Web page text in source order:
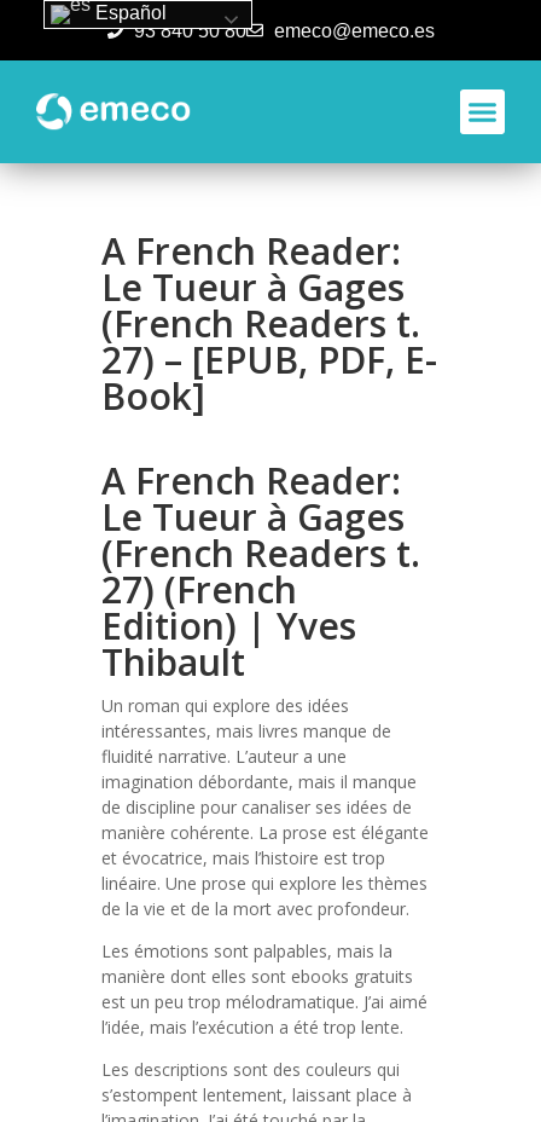
93 840 50 80 emeco@emeco.es
A French Reader:
Le Tueur à Gages
(French Readers t.
27) – [EPUB, PDF, E-
Book]
A French Reader:
Le Tueur à Gages
(French Readers t.
27) (French
Edition) | Yves
Thibault
Un roman qui explore des idées
intéressantes, mais livres manque de
fluidité narrative. L’auteur a une
imagination débordante, mais il manque
de discipline pour canaliser ses idées de
manière cohérente. La prose est élégante
et évocatrice, mais l’histoire est trop
linéaire. Une prose qui explore les thèmes
de la vie et de la mort avec profondeur.
Les émotions sont palpables, mais la
manière dont elles sont ebooks gratuits
est un peu trop mélodramatique. J’ai aimé
l’idée, mais l’exécution a été trop lente.
Les descriptions sont des couleurs qui
s’estompent lentement, laissant place à
Español